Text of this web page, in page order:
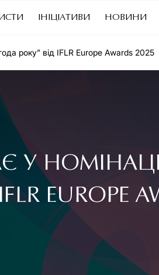
ІНІЦІАТИВИ НОВИНИ
року” від IFLR Europe Awards 2025
У
EUROPE